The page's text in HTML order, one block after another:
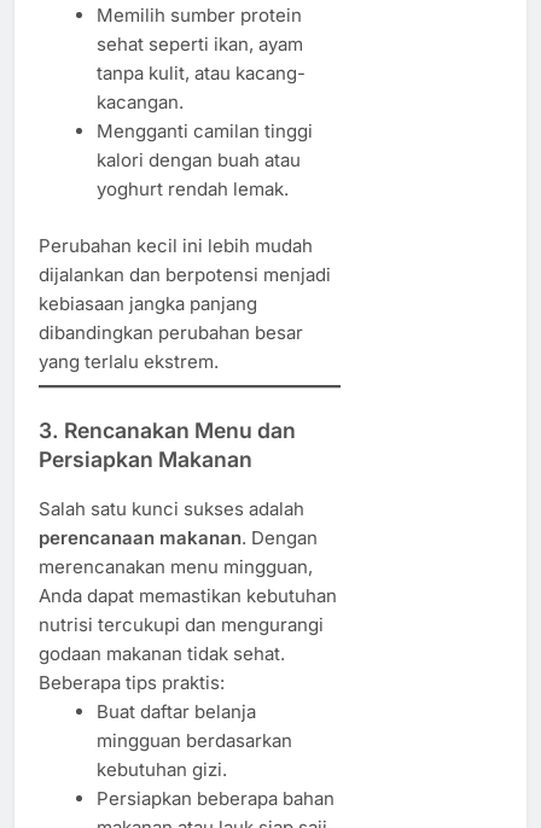
Memilih sumber protein
sehat seperti ikan, ayam
tanpa kulit, atau kacang-
kacangan.
Mengganti camilan tinggi
kalori dengan buah atau
yoghurt rendah lemak.
Perubahan kecil ini lebih mudah
dijalankan dan berpotensi menjadi
kebiasaan jangka panjang
dibandingkan perubahan besar
yang terlalu ekstrem.
3. Rencanakan Menu dan
Persiapkan Makanan
Salah satu kunci sukses adalah
perencanaan makanan. Dengan
merencanakan menu mingguan,
Anda dapat memastikan kebutuhan
nutrisi tercukupi dan mengurangi
godaan makanan tidak sehat.
Beberapa tips praktis:
Buat daftar belanja
mingguan berdasarkan
kebutuhan gizi.
Persiapkan beberapa bahan